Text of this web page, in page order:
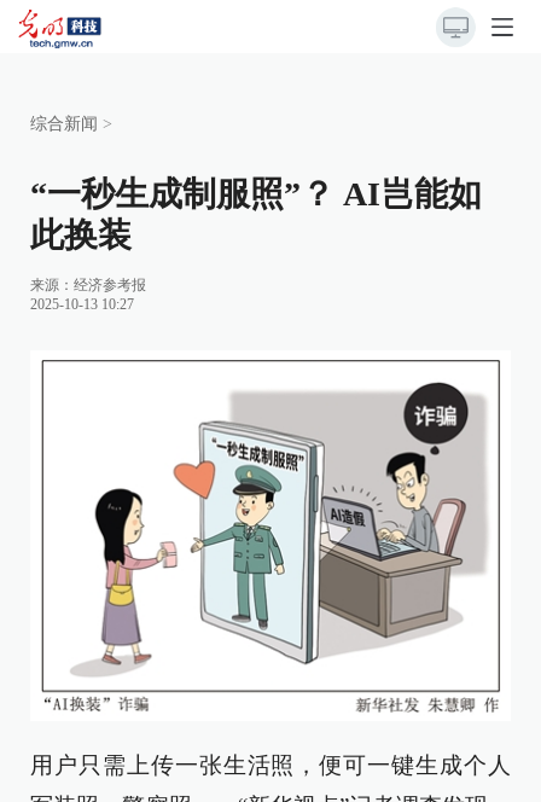
综合新闻 >
“一秒生成制服照”？ AI岂能如
此换装
来源： 经济参考报
2025-10-13 10:27
用户只需上传一张生活照，便可一键生成个人